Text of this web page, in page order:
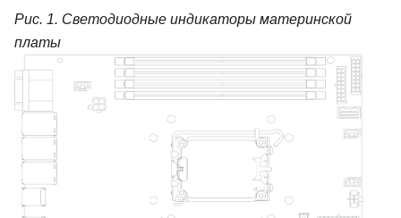
Рис. 1. Светодиодные индикаторы материнской
платы